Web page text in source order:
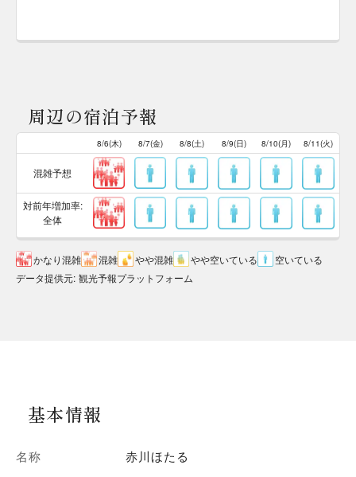
周辺の宿泊予報
8/6(木) 8/7(金) 8/8(土) 8/9(日) 8/10(月) 8/11(火)
混雑予想
対前年増加率:
全体
かなり混雑 混雑 やや混雑 やや空いている
空いている
データ提供元: 観光予報プラットフォーム
基本情報
名称 赤川ほたる